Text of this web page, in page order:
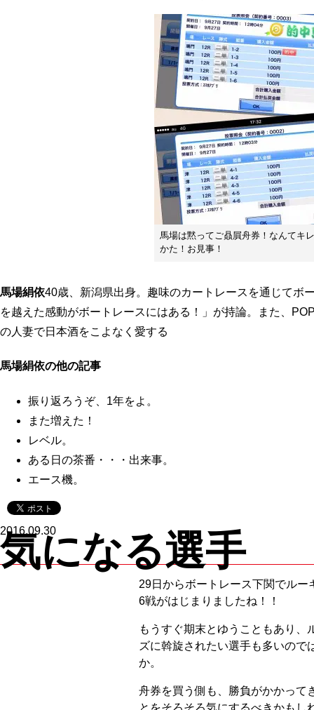
馬場は黙ってご贔屓舟券！なんてキ
かた！お見事！
馬場絹依40歳、新潟県出身。趣味のカートレースを通じてボ
を越えた感動がボートレースにはある！」が持論。また、
の人妻で日本酒をこよなく愛する
馬場絹依の他の記事
振り返ろうぞ、1年をよ。
また増えた！
レベル。
ある日の茶番・・・出来事。
エース機。
2016.09.30
気になる選手
29日からボートレース下関でルー
6戦がはじまりましたね！！
もうすぐ期末とゆうこともあり、
ズに斡旋されたい選手も多いので
か。
舟券を買う側も、勝負がかかって
とをそろそろ気にするべきかもし